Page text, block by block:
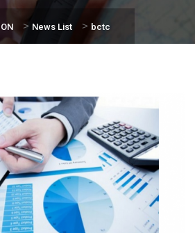
> News List > bctc